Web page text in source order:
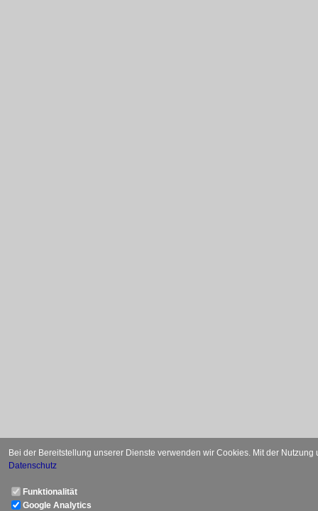
Bei der Bereitstellung unserer Dienste verwenden wir Cookies. Mit der
Datenschutz
Funktionalität
Google Analytics